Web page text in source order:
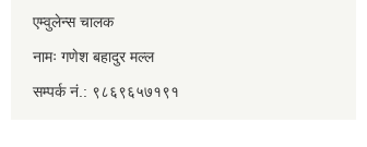
एम्वुलेन्स चालक
नामः गणेश बहादुर मल्ल
सम्पर्क नं.: ९८६९६५७१९१